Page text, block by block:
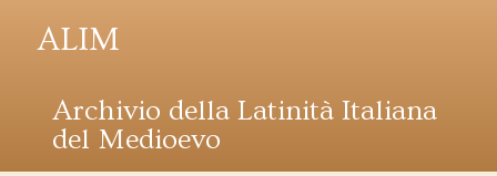
ALIM
Archivio della Latinità Italiana
del Medioevo